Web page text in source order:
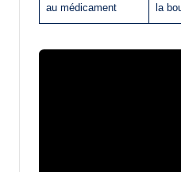
au médicament
la